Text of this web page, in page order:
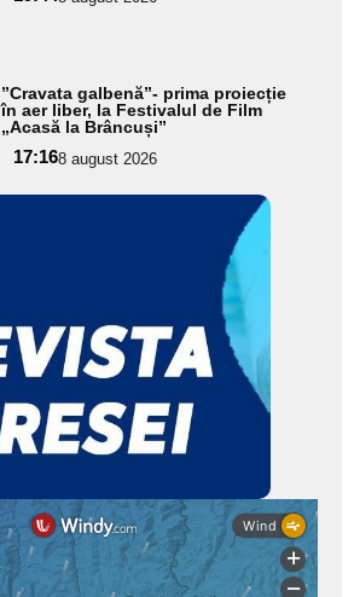
”Cravata galbenă”- prima proiecție
în aer liber, la Festivalul de Film
„Acasă la Brâncuși”
17:168 august 2026